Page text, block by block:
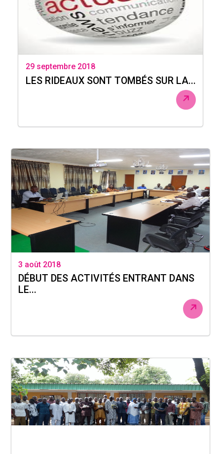
29 septembre 2018
LES RIDEAUX SONT TOMBÉS SUR LA...
3 août 2018
DÉBUT DES ACTIVITÉS ENTRANT DANS
LE...